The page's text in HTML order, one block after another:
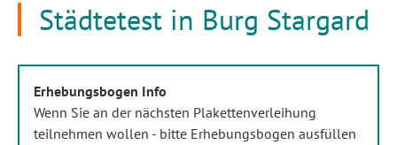
Städtetest in Burg Stargard
Erhebungsbogen Info
Wenn Sie an der nächsten Plakettenverleihung
teilnehmen wollen - bitte Erhebungsbogen ausfüllen